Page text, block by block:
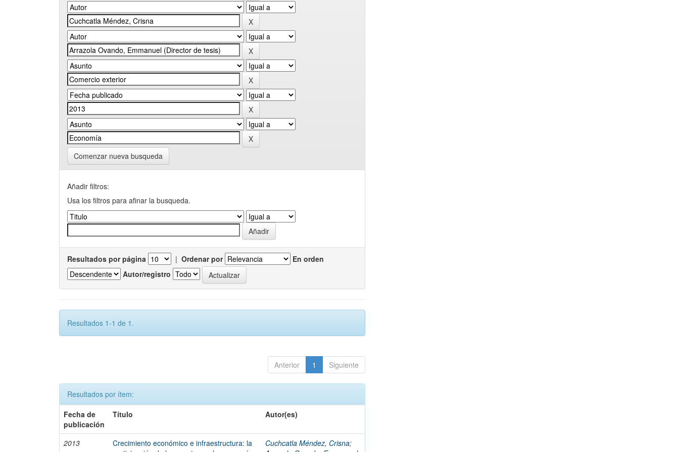
Comenzar nueva busqueda
Añadir filtros:
Usa los filtros para afinar la busqueda.
Resultados por página | Ordenar por
En orden
Autor/registro
Resultados 1-1 de 1.
Anterior 1 Siguiente
Resultados por ítem:
Fecha de
publicación
Título Autor(es)
2013
Crecimiento económico e infraestructura: la
Cuchcatla Méndez, Crisna;